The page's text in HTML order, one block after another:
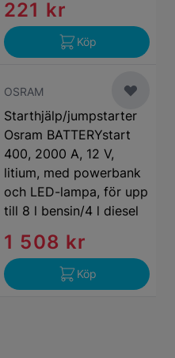
221 kr
Köp
OSRAM
Starthjälp/jumpstarter
Osram BATTERYstart
400, 2000 A, 12 V,
litium, med powerbank
och LED-lampa, för upp
till 8 l bensin/4 l diesel
1 508 kr
Köp